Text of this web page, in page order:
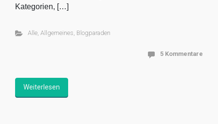
Kategorien, […]
Alle, Allgemeines, Blogparaden
5 Kommentare
Weiterlesen